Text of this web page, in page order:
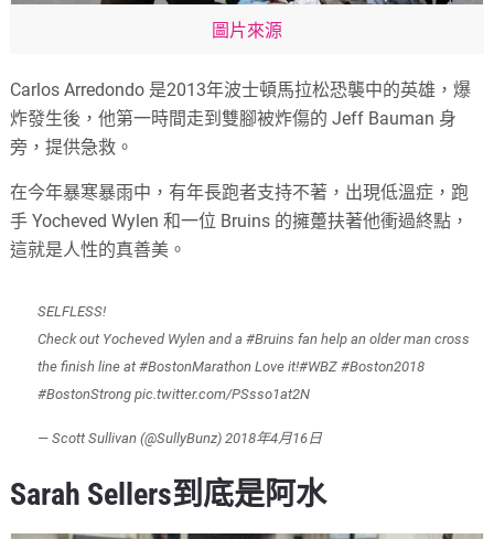
圖片來源
Carlos Arredondo 是2013年波士頓馬拉松恐襲中的英雄，爆
炸發生後，他第一時間走到雙腳被炸傷的 Jeff Bauman 身
旁，提供急救。
在今年暴寒暴雨中，有年長跑者支持不著，出現低溫症，跑
手 Yocheved Wylen 和一位 Bruins 的擁躉扶著他衝過終點，
這就是人性的真善美。
SELFLESS!
Check out Yocheved Wylen and a#Bruins fan help an older man cross
the finish line at#BostonMarathon Love it!#WBZ #Boston2018
#BostonStrong pic.twitter.com/PSsso1at2N
— Scott Sullivan (@SullyBunz)2018年4月16日
Sarah Sellers到底是阿水